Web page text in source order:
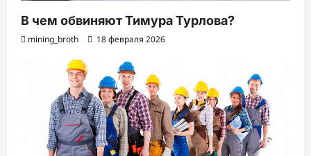
В чем обвиняют Тимура Турлова?
mining_broth 18 февраля 2026